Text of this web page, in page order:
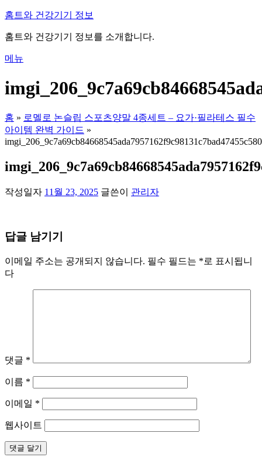
내
으
바
가
홈트와 건강기기 정보
홈트와 건강기기 정보를 소개합니다.
메뉴
홈 » 로멜로 논슬립 스포츠양말 4종세트 – 요가·필라테스 필수
아이템 완벽 가이드 »
작성일자 11월 23, 2025 글쓴이 관리자
답글 남기기
이메일 주소는 공개되지 않습니다. 필수 필드는 *로 표시됩니
다
댓글 *
이름 *
이메일 *
웹사이트